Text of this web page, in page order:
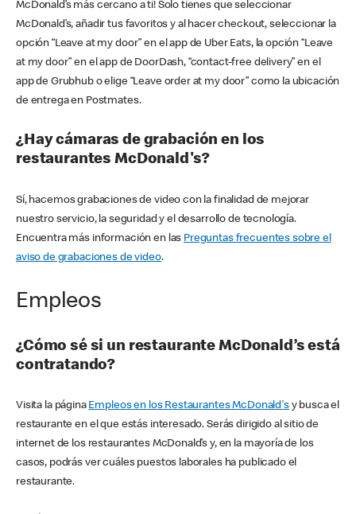
McDonald’s más cercano a ti! Solo tienes que seleccionar
McDonald’s, añadir tus favoritos y al hacer checkout, seleccionar la
opción “Leave at my door” en el app de Uber Eats, la opción “Leave
at my door” en el app de DoorDash, “contact-free delivery” en el
app de Grubhub o elige “Leave order at my door” como la ubicación
de entrega en Postmates.
¿Hay cámaras de grabación en los
restaurantes McDonald's?
Sí, hacemos grabaciones de video con la finalidad de mejorar
nuestro servicio, la seguridad y el desarrollo de tecnología.
Encuentra más información en las Preguntas frecuentes sobre el
aviso de grabaciones de video.
Empleos
¿Cómo sé si un restaurante McDonald’s está
contratando?
Visita la página Empleos en los Restaurantes McDonald'sy busca el
restaurante en el que estás interesado. Serás dirigido al sitio de
internet de los restaurantes McDonald’s y, en la mayoría de los
casos, podrás ver cuáles puestos laborales ha publicado el
restaurante.